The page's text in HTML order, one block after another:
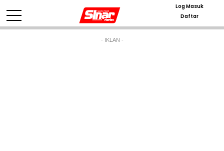
Log Masuk
Daftar
- IKLAN -